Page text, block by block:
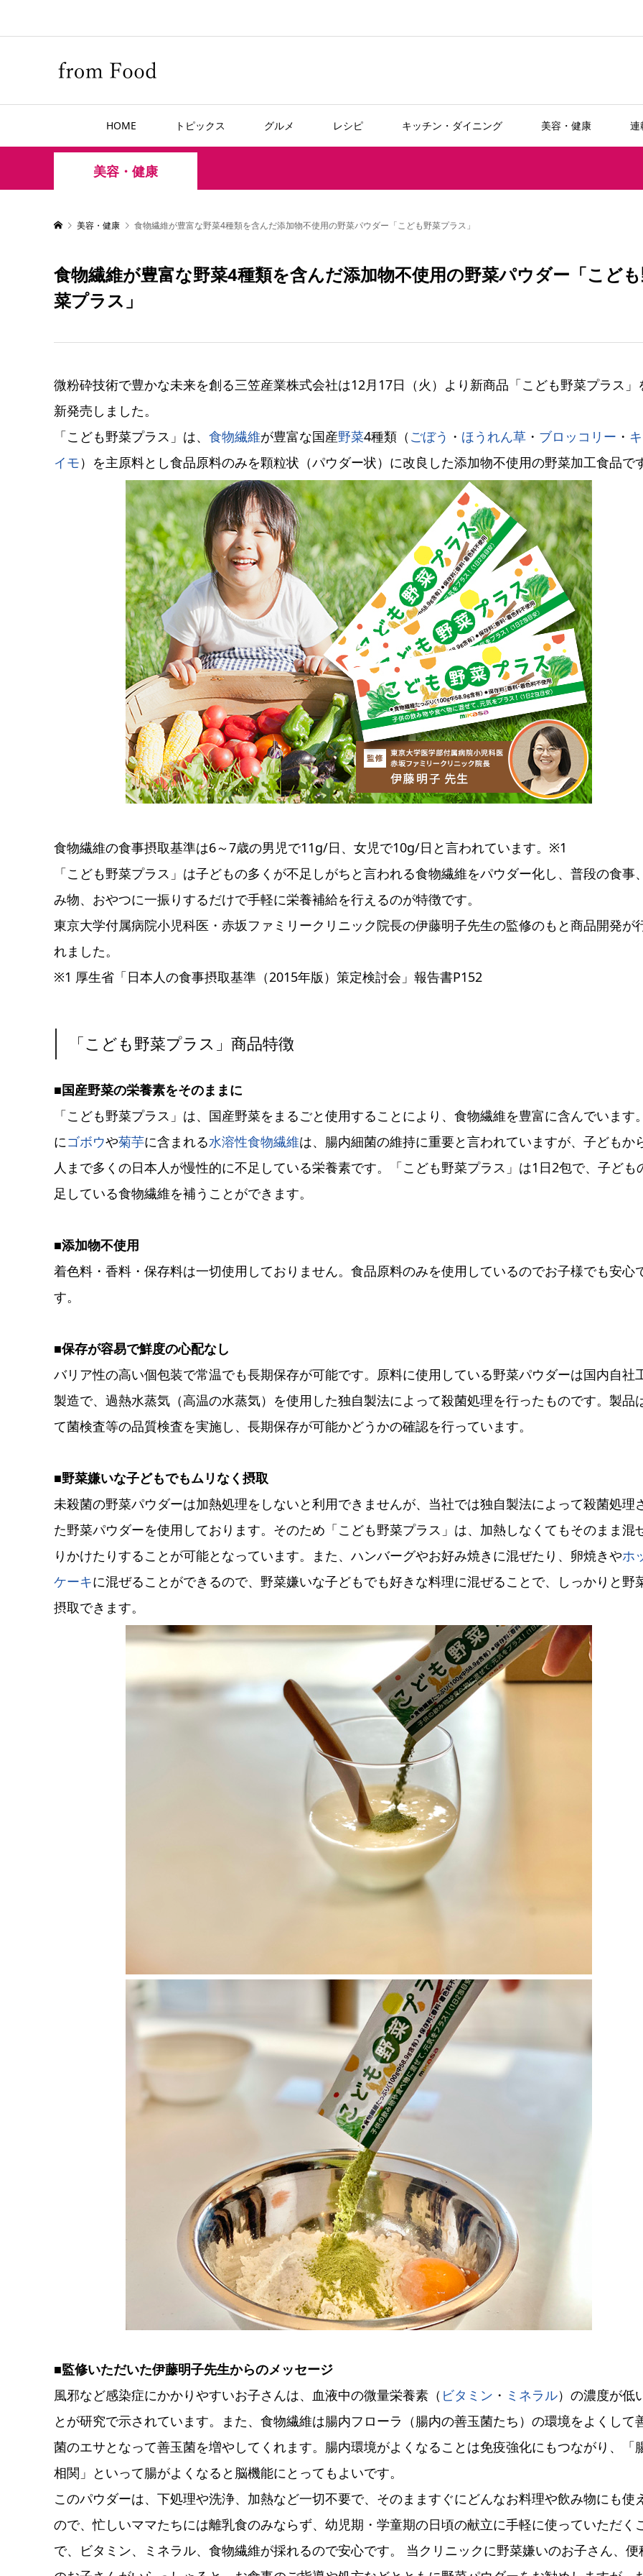
HOME トピックス グルメ レシピ キッチン・ダイニング 美容・健康 連
美容・健康
美容・健康 食物繊維が豊富な野菜4種類を含んだ添加物不使用の野菜パウダー「こども野菜プラス」
食物繊維が豊富な野菜4種類を含んだ添加物不使用の野菜パウダー「こど
菜プラス」
微粉砕技術で豊かな未来を創る三笠産業株式会社は12月17日（火）より新商品「こども野菜プラス」
新発売しました。
「こども野菜プラス」は、 食物繊維が豊富な国産野菜4種類（ ごぼう ・ ほうれん草・ ブロッコリー ・
イモ）を主原料とし食品原料のみを顆粒状（パウダー状）に改良した添加物不使用の野菜加工食品です
食物繊維の食事摂取基準は6～7歳の男児で11g/日、女児で10g/日と言われています。※1
「こども野菜プラス」は子どもの多くが不足しがちと言われる食物繊維をパウダー化し、普段の食事
み物、おやつに一振りするだけで手軽に栄養補給を行えるのが特徴です。
東京大学付属病院小児科医・赤坂ファミリークリニック院長の伊藤明子先生の監修のもと商品開発が
れました。
※1 厚生省「日本人の食事摂取基準（2015年版）策定検討会」報告書P152
「こども野菜プラス」商品特徴
■国産野菜の栄養素をそのままに
「こども野菜プラス」は、国産野菜をまるごと使用することにより、食物繊維を豊富に含んでいます
にゴボウや菊芋に含まれる水溶性食物繊維は、腸内細菌の維持に重要と言われていますが、子どもか
人まで多くの日本人が慢性的に不足している栄養素です。「こども野菜プラス」は1日2包で、子ども
足している食物繊維を補うことができます。
■添加物不使用
着色料・香料・保存料は一切使用しておりません。食品原料のみを使用しているのでお子様でも安心
す。
■保存が容易で鮮度の心配なし
バリア性の高い個包装で常温でも長期保存が可能です。原料に使用している野菜パウダーは国内自社
製造で、過熱水蒸気（高温の水蒸気）を使用した独自製法によって殺菌処理を行ったものです。製品
て菌検査等の品質検査を実施し、長期保存が可能かどうかの確認を行っています。
■野菜嫌いな子どもでもムリなく摂取
未殺菌の野菜パウダーは加熱処理をしないと利用できませんが、当社では独自製法によって殺菌処理
た野菜パウダーを使用しております。そのため「こども野菜プラス」は、加熱しなくてもそのまま混
りかけたりすることが可能となっています。また、ハンバーグやお好み焼きに混ぜたり、卵焼きやホ
ケーキに混ぜることができるので、野菜嫌いな子どもでも好きな料理に混ぜることで、しっかりと野
摂取できます。
■監修いただいた伊藤明子先生からのメッセージ
風邪など感染症にかかりやすいお子さんは、血液中の微量栄養素（ ビタミン ・ ミネラル）の濃度が低
とが研究で示されています。また、食物繊維は腸内フローラ（腸内の善玉菌たち）の環境をよくして
菌のエサとなって善玉菌を増やしてくれます。腸内環境がよくなることは免疫強化にもつながり、「
相関」といって腸がよくなると脳機能にとってもよいです。
このパウダーは、下処理や洗浄、加熱など一切不要で、そのまますぐにどんなお料理や飲み物にも使
ので、忙しいママたちには離乳食のみならず、幼児期・学童期の日頃の献立に手軽に使っていただく
で、ビタミン、ミネラル、食物繊維が採れるので安心です。 当クリニックに野菜嫌いのお子さん、便